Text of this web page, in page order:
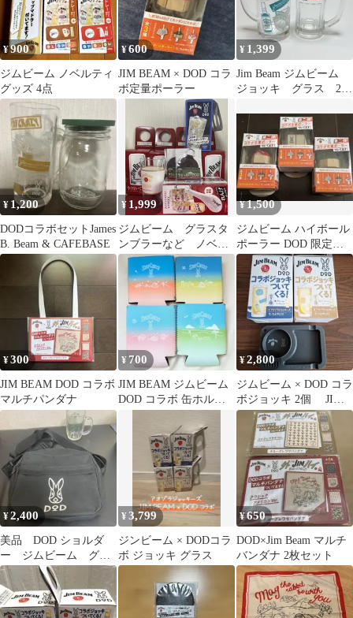
¥900
ジムビーム ノベルティ
グッズ 4点
¥600
JIM BEAM × DOD コラ
ボ定量ポーラー
¥ 1,399
Jim Beam ジムビーム
ジョッキ グラス 2種
¥ 1,200
DODコラボセットJames
B. Beam & CAFEBASE
¥ 1,999
ジムビーム グラスタ
ンブラーなど ノベル
ティセット
¥1,500
ジムビーム ハイボール
ポーラー DOD 限定コ
ラボモデル全3種セット
¥300
JIM BEAM DOD コラボ
マルチパンダナ
¥ 700
JIM BEAM ジムビーム
DOD コラボ 缶ホルダ
¥2,800
ジムビーム × DOD コラ
ボジョッキ 2個 JIM
BEAM
¥2,400
美品 DOD ショルダ
ー ジムビーム グラ
ス
¥3,799
ジンビーム × DODコラ
ボ ジョッキ グラス
¥650
DOD×Jim Beam マルチ
バンダナ 2枚セット